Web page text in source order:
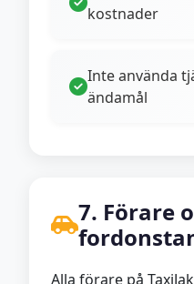
kostnader
Inte använda
ändamål
7. Förare
Alla förare på